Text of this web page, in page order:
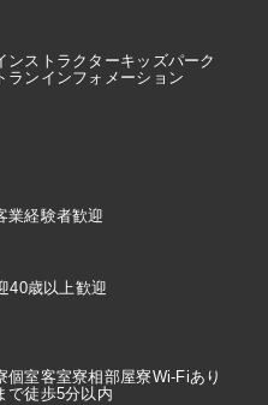
ンストラクターキッズパーク
ランインフォメーション
業経験者歓迎
40歳以上歓迎
個室客室寮相部屋寮Wi-Fiあり
で徒歩5分以内